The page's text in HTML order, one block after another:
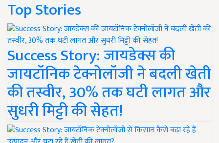
Top Stories
Success Story: जायडेक्स की
जायटॉनिक टेक्नोलॉजी ने बदली खेती
की तस्वीर, 30% तक घटी लागत और
सुधरी मिट्टी की सेहत!